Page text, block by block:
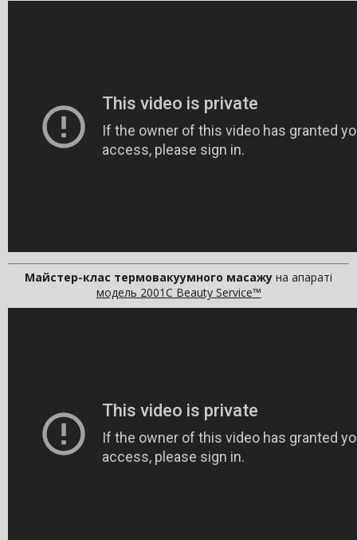
Майстер-клас термовакуумного масажу на апараті
модель 2001С Beauty Service™